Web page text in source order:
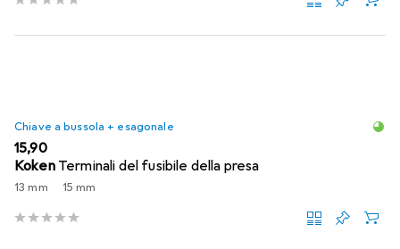
Chiave a bussola + esagonale
EUR
15,90
Koken Terminali del fusibile della presa
13 mm 15 mm